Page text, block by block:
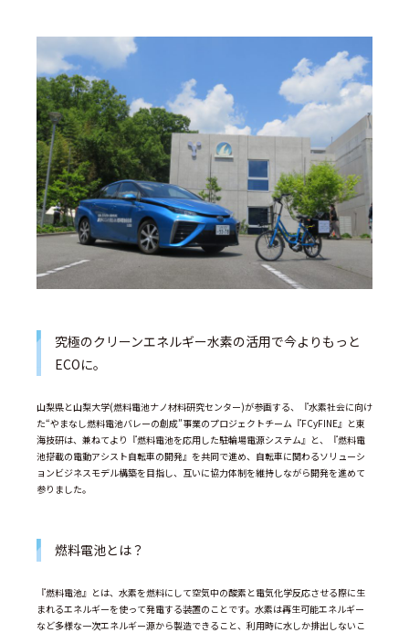
究極のクリーンエネルギー水素の活用で今よりもっと
ECOに。
山梨県と山梨大学(燃料電池ナノ材料研究センター)が参画する、『水素社会に向け
た“やまなし燃料電池バレーの創成”事業のプロジェクトチーム『FCyFINE』と東
海技研は、兼ねてより『燃料電池を応用した駐輪場電源システム』と、『燃料電
池搭載の電動アシスト自転車の開発』を共同で進め、自転車に関わるソリューシ
ョンビジネスモデル構築を目指し、互いに協力体制を維持しながら開発を進めて
参りました。
燃料電池とは？
『燃料電池』とは、水素を燃料にして空気中の酸素と電気化学反応させる際に生
まれるエネルギーを使って発電する装置のことです。水素は再生可能エネルギー
など多様な一次エネルギー源から製造できること、利用時に水しか排出しないこ